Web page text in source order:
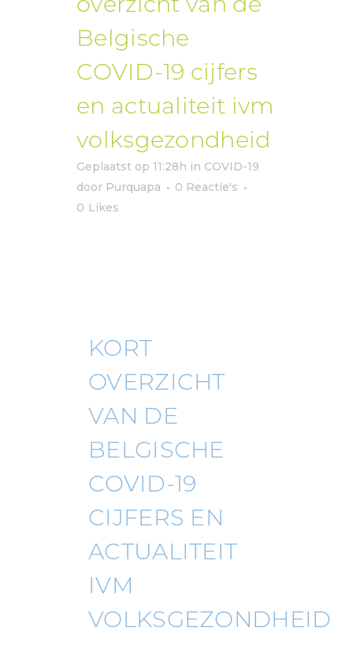
Belgische
COVID-19 cijfers
en actualiteit ivm
volksgezondheid
Geplaatst op 11:28h in COVID-19
door Purquapa
0 Reactie's
0 Likes
KORT
OVERZICHT
VAN DE
BELGISCHE
COVID-19
CIJFERS EN
ACTUALITEIT
IVM
VOLKSGEZONDHEID